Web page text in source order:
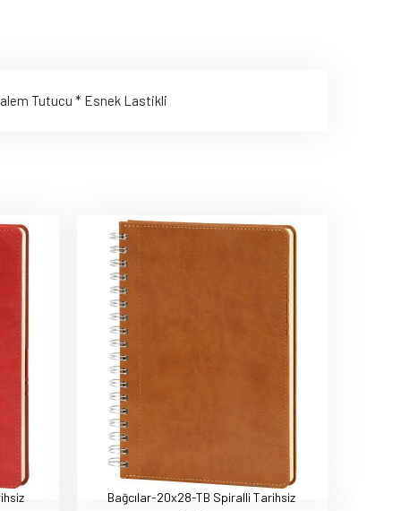
Tutucu * Esnek Lastikli
Bağcılar-20x28-TB Spiralli Tarihsiz